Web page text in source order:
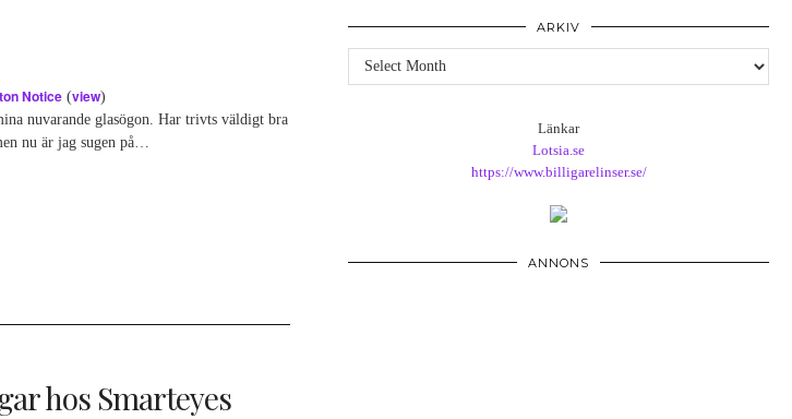
Notice (view)
nuvarande glasögon. Har trivts väldigt bra
nu är jag sugen på…
hos Smarteyes
ARKIV
Arkiv
Länkar
Lotsia.se
https://www.billigarelinser.se/
ANNONS